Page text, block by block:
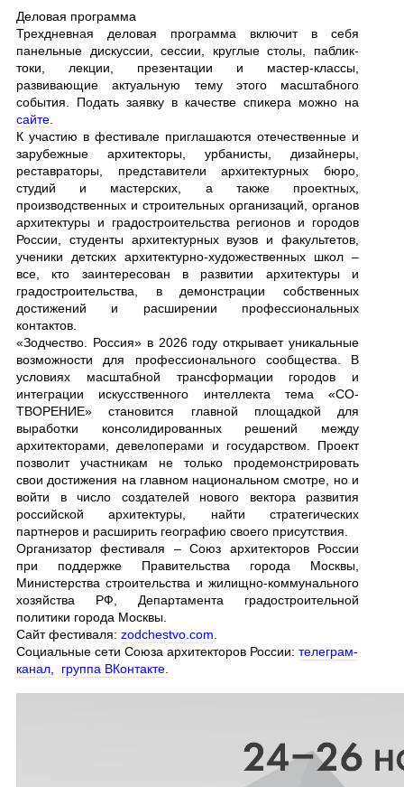
Деловая программа
Трехдневная деловая программа включит в себя
панельные дискуссии, сессии, круглые столы, паблик-
токи, лекции, презентации и мастер-классы,
развивающие актуальную тему этого масштабного
события. Подать заявку в качестве спикера можно на
сайте.
К участию в фестивале приглашаются отечественные и
зарубежные архитекторы, урбанисты, дизайнеры,
реставраторы, представители архитектурных бюро,
студий и мастерских, а также проектных,
производственных и строительных организаций, органов
архитектуры и градостроительства регионов и городов
России, студенты архитектурных вузов и факультетов,
ученики детских архитектурно-художественных школ –
все, кто заинтересован в развитии архитектуры и
градостроительства, в демонстрации собственных
достижений и расширении профессиональных
контактов.
«Зодчество. Россия» в 2026 году открывает уникальные
возможности для профессионального сообщества. В
условиях масштабной трансформации городов и
интеграции искусственного интеллекта тема «СО-
ТВОРЕНИЕ» становится главной площадкой для
выработки консолидированных решений между
архитекторами, девелоперами и государством. Проект
позволит участникам не только продемонстрировать
свои достижения на главном национальном смотре, но и
войти в число создателей нового вектора развития
российской архитектуры, найти стратегических
партнеров и расширить географию своего присутствия.
Организатор фестиваля – Союз архитекторов России
при поддержке Правительства города Москвы,
Министерства строительства и жилищно-коммунального
хозяйства РФ, Департамента градостроительной
политики города Москвы.
Сайт фестиваля: zodchestvo.com.
Социальные сети Союза архитекторов России: телеграм-
канал, группа ВКонтакте.